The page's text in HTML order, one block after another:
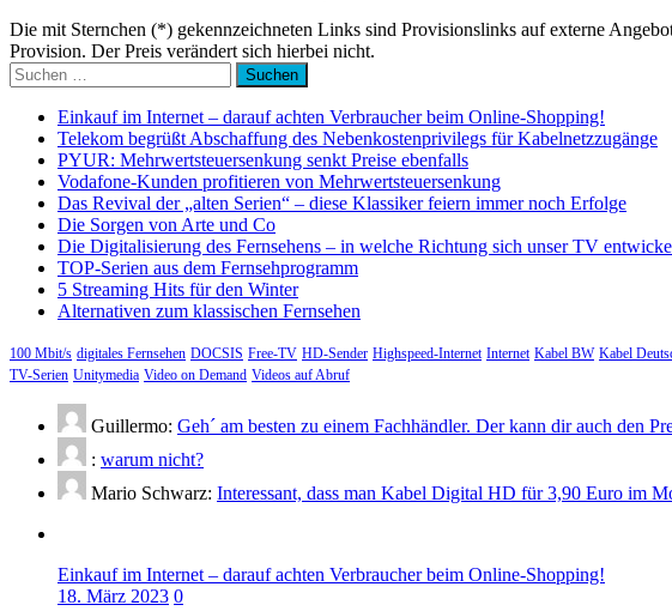
Die mit Sternchen (*) gekennzeichneten Links sind Provisionslinks auf externe
Provision. Der Preis verändert sich hierbei nicht.
Suchen
nach:
Einkauf im Internet – darauf achten Verbraucher beim Online-Shopping!
Telekom begrüßt Abschaffung des Nebenkostenprivilegs für Kabelnetzzugänge
PYUR: Mehrwertsteuersenkung senkt Preise ebenfalls
Vodafone-Kunden profitieren von Mehrwertsteuersenkung
Das Revival der „alten Serien“ – diese Klassiker feiern immer noch Erfolge
Die Sorgen von Arte und Co
Die Digitalisierung des Fernsehens – in welche Richtung sich unser TV
TOP-Serien aus dem Fernsehprogramm
5 Streaming Hits für den Winter
Alternativen zum klassischen Fernsehen
100 Mbit/s digitales Fernsehen DOCSIS Free-TV HD-Sender Highspeed-Internet Internet Kabel BW Kabel
TV-Serien Unitymedia Video on Demand Videos auf Abruf
Guillermo: Geh´ am besten zu einem Fachhändler. Der kann dir auch den
: warum nicht?
Mario Schwarz: Interessant, dass man Kabel Digital HD für 3,90 Euro im
Einkauf im Internet – darauf achten Verbraucher beim Online-Shopping!
18. März 2023 0